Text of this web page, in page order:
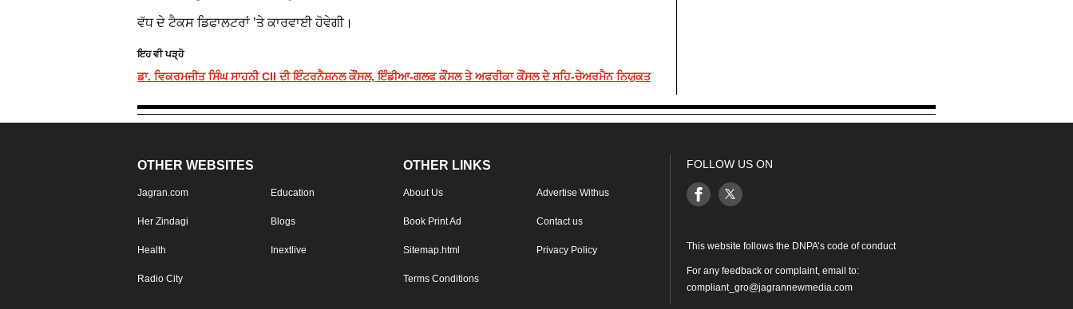
ਵੱਧ ਦੇ ਟੈਕਸ ਡਿਫਾਲਟਰਾਂ ’ਤੇ ਕਾਰਵਾਈ ਹੋਵੇਗੀ।
ਇਹ ਵੀ ਪੜ੍ਹੋ
ਡਾ. ਵਿਕਰਮਜੀਤ ਸਿੰਘ ਸਾਹਨੀ CII ਦੀ ਇੰਟਰਨੈਸ਼ਨਲ ਕੌਂਸਲ, ਇੰਡੀਆ-ਗਲਫ ਕੌਂਸਲ ਤੇ ਅਫਰੀਕਾ ਕੌਂਸਲ ਦੇ ਸਹਿ-ਚੇਅਰਮੈਨ ਨਿਯੁਕਤ
OTHER WEBSITES
Jagran.com Education
Her Zindagi Blogs
Health Inextlive
Radio City
OTHER LINKS
About Us Advertise Withus
Book Print Ad Contact us
Sitemap.html Privacy Policy
Terms Conditions
FOLLOW US ON
This website follows the DNPA’s code of conduct
For any feedback or complaint, email to:
compliant_gro@jagrannewmedia.com